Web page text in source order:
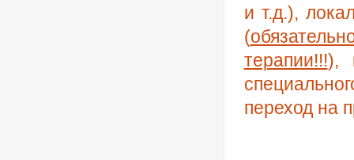
и т.д.),
(
терапии!!!),
переход на